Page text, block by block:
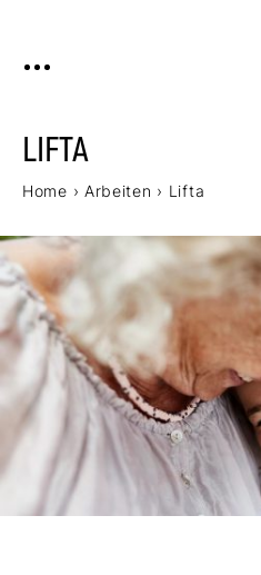
LIFTA
Home › Arbeiten › Lifta